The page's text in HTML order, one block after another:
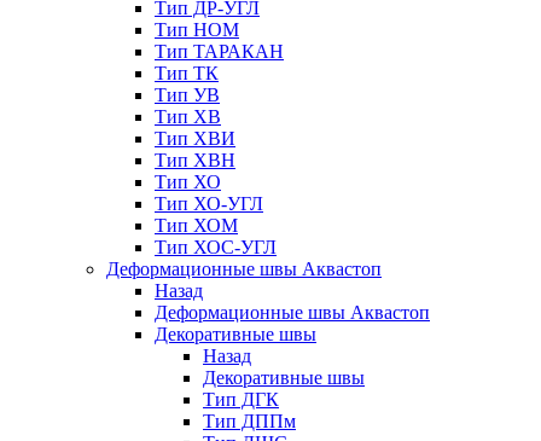
Тип ДР-УГЛ
Тип НОМ
Тип ТАРАКАН
Тип ТК
Тип УВ
Тип ХВ
Тип ХВИ
Тип ХВН
Тип ХО
Тип ХО-УГЛ
Тип ХОМ
Тип ХОС-УГЛ
Деформационные швы Аквастоп
Назад
Деформационные швы Аквастоп
Декоративные швы
Назад
Декоративные швы
Тип ДГК
Тип ДППм